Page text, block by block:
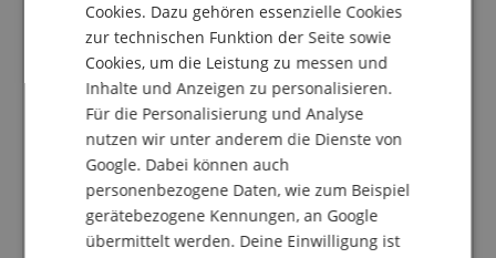
5.0/5.0
Basierend auf 3 Bewertungen
5 Sterne
3
4 Sterne
0
3 Sterne
2 Sterne
0
1 Stern
0
FRENCH
SPANISH
Cookies. Dazu gehören essenzielle Cookies
zur technischen Funktion der Seite sowie
Cookies, um die Leistung zu messen und
Inhalte und Anzeigen zu personalisieren.
Für die Personalisierung und Analyse
nutzen wir unter anderem die Dienste von
Google. Dabei können auch
personenbezogene Daten, wie zum Beispiel
gerätebezogene Kennungen, an Google
übermittelt werden. Deine Einwilligung ist